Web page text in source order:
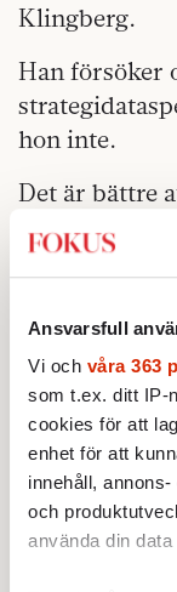
Ansvarsfull
Vi och våra 363
som t.ex. ditt IP-
cookies för att
enhet för att
innehåll,
och
använda din
Klingberg.
Han försöker
hon inte.
Det är bättre
man
programmet
kapacitet.
Men det
genvägar.
som »brain-
Ett exempel,
harmlöst, är